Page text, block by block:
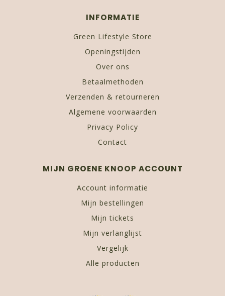
INFORMATIE
Green Lifestyle Store
Openingstijden
Over ons
Betaalmethoden
Verzenden & retourneren
Algemene voorwaarden
Privacy Policy
Contact
MIJN GROENE KNOOP ACCOUNT
Account informatie
Mijn bestellingen
Mijn tickets
Mijn verlanglijst
Vergelijk
Alle producten